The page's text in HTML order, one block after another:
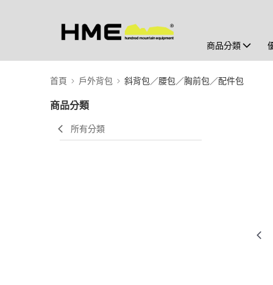
商品分類
首頁 戶外背包 斜背包／腰包／胸前包／配件包
商品分類
所有分類